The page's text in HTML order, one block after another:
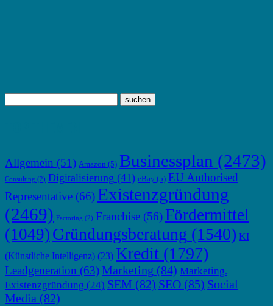
Allgemein (51) Amazon (5) Businessplan (2473)
Consulting (2) Digitalisierung (41) eBay (5) EU Authorised
Representative (66) Existenzgründung
(2469) Factoring (2) Franchise (56) Fördermittel
(1049) Gründungsberatung (1540) KI
(Künstliche Intelligenz) (23) Kredit (1797)
Leadgeneration (63)Marketing (84) Marketing.
Existenzgründung (24) SEM (82) SEO (85) Social
Media (82)